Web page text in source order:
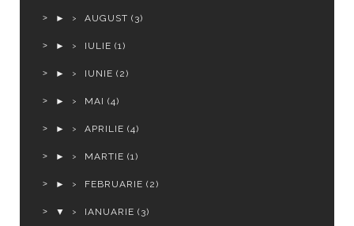
► AUGUST(3)
► IULIE(1)
► IUNIE(2)
► MAI(4)
► APRILIE(4)
► MARTIE(1)
► FEBRUARIE(2)
▼ IANUARIE(3)